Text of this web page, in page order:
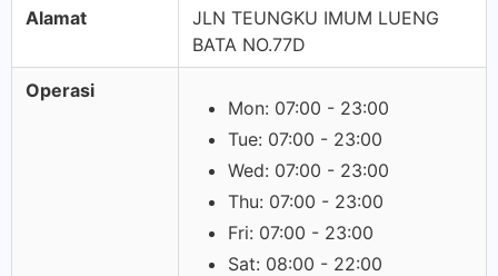
Alamat
JLN TEUNGKU IMUM LUENG
BATA NO.77D
Operasi
Mon: 07:00 - 23:00
Tue: 07:00 - 23:00
Wed: 07:00 - 23:00
Thu: 07:00 - 23:00
Fri: 07:00 - 23:00
Sat: 08:00 - 22:00